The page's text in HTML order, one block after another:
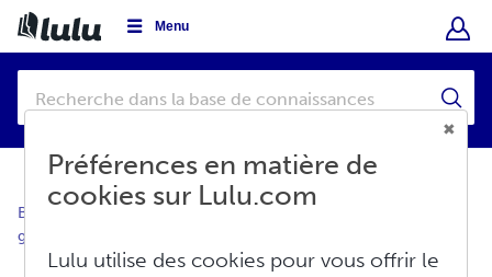
Menu
Base de connaissances
générales
Préférences en matière de
cookies sur Lulu.com
Lulu utilise des cookies pour vous offrir le